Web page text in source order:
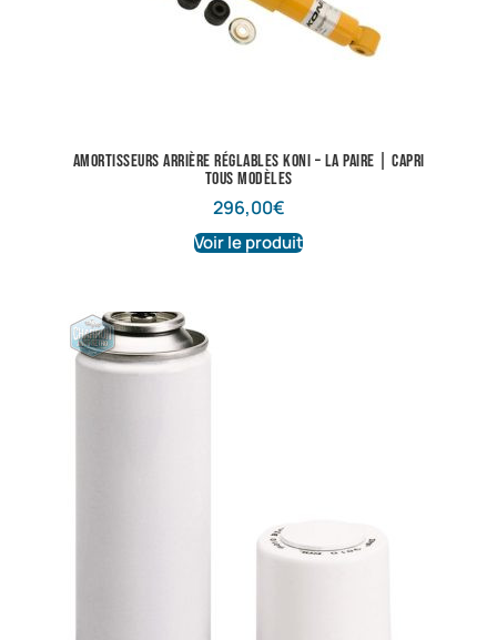
Amortisseurs arrière réglables KONI – La paire | Capri
tous modèles
296,00€
Voir le produit